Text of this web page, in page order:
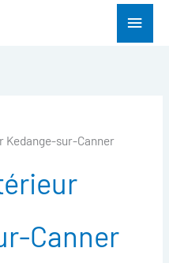
Menu
Kedange-sur-Canner
Canner